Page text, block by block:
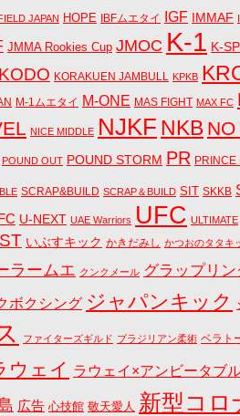
JAPAN HOPE IBFムエタイ IGF IMMAF
JMMA Rookies Cup JMOC K-1 K-
KODO KORAKUEN JAMBULL KPKB
M-1ムエタイ M-ONE MAS FIGHT MAX FC
NICE MIDDLE NJKF NKB
POUND OUT POUND STORM PR PRINCE
SCRAP&BUILD SCRAP＆BUILD SIT SKKB
U-NEXT UAE Warriors UFC ULTIMATE
いぶすキック かきだみし かつおのタタキ
ラームエ クンクメール グラップリン
ボクシング ジャパンキック
ファイターズギルド ブラジリアン柔術 ベラト
ウェイ ラウェイ×アンビータブ
広告 心技館 敬天愛人 新型コロ